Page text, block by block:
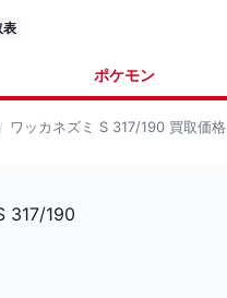
表
ポケモン
ワッカネズミ S 317/190 買取価格